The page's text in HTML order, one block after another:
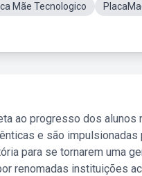
Mãe Tecnologico
ao progresso dos
e são
para se tornarem uma
renomadas instituições